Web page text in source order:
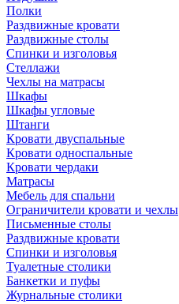
Полки
Раздвижные кровати
Раздвижные столы
Спинки и изголовья
Стеллажи
Чехлы на матрасы
Шкафы
Шкафы угловые
Штанги
Кровати двуспальные
Кровати односпальные
Кровати чердаки
Матрасы
Мебель для спальни
Ограничители кровати и чехлы
Письменные столы
Раздвижные кровати
Спинки и изголовья
Туалетные столики
Банкетки и пуфы
Журнальные столики